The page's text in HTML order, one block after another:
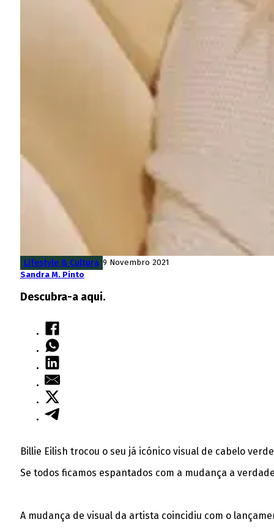
Lifestyle & Cultura 9 Novembro 2021
Sandra M. Pinto
Descubra-a aqui.
Billie Eilish trocou o seu já icónico visual de cabelo
Se todos ficamos espantados com a mudança a
A mudança de visual da artista coincidiu com o